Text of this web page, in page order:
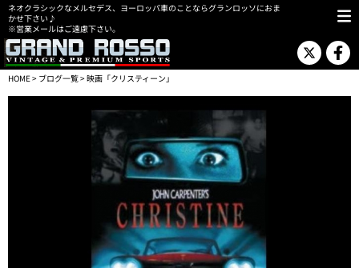
ネオクラシックなメルセデス、ヨーロッパ車のことならグランロッソにおま
かせ下さい♪
※営業メールはご遠慮下さい。
HOME> ブログ一覧> 映画「クリスティーン」